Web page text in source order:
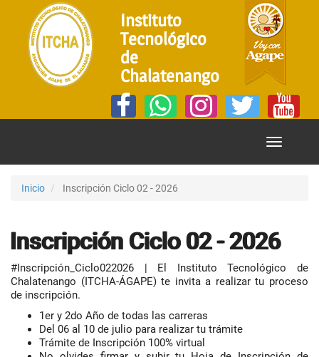
Instituto
Tecnológico
de
Chalatenango
Mostrar
Inicio Inscripción Ciclo 02 - 2026
Inscripción Ciclo 02 - 2026
#Inscripción_Ciclo022026 | El Instituto Tecnológico de
Chalatenango (ITCHA-ÁGAPE) te invita a realizar tu proceso
de inscripción.
1er y 2do Año de todas las carreras
Del 06 al 10 de julio para realizar tu trámite
Trámite de Inscripción 100% virtual